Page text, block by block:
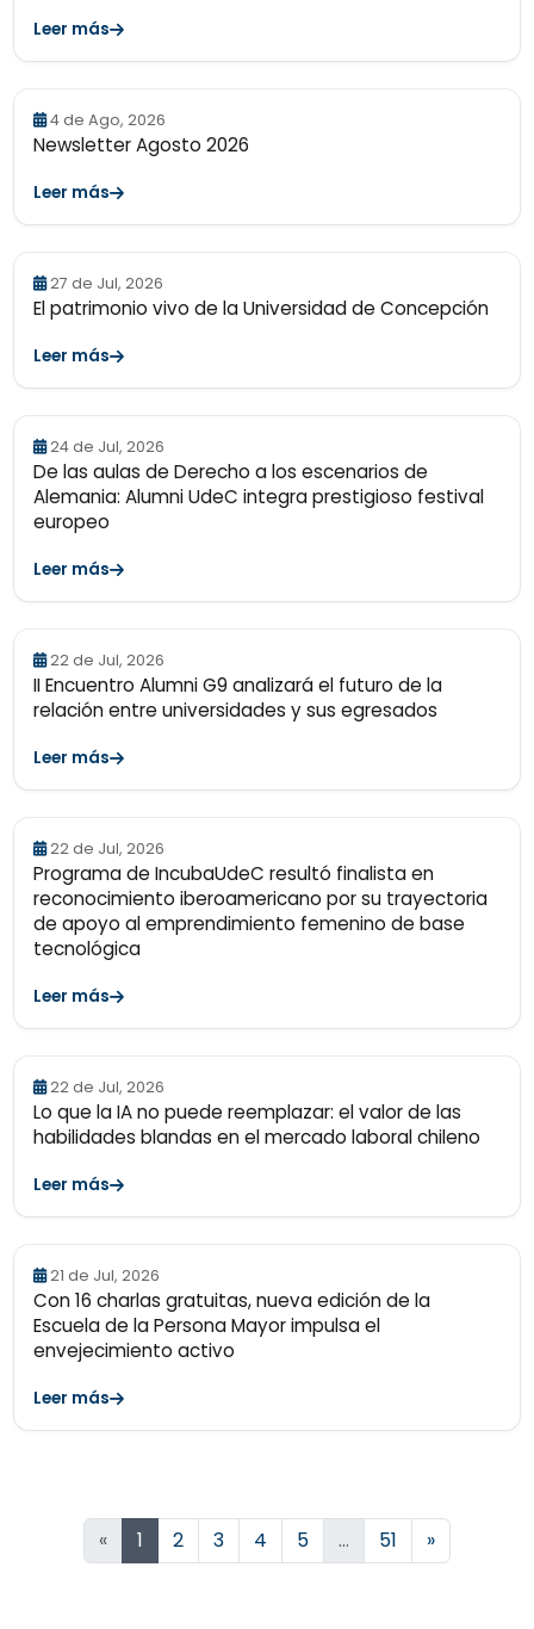
Leer más
4 de Ago, 2026
Newsletter Agosto 2026
Leer más
27 de Jul, 2026
El patrimonio vivo de la Universidad de Concepción
Leer más
24 de Jul, 2026
De las aulas de Derecho a los escenarios de
Alemania: Alumni UdeC integra prestigioso festival
europeo
Leer más
22 de Jul, 2026
II Encuentro Alumni G9 analizará el futuro de la
relación entre universidades y sus egresados
Leer más
22 de Jul, 2026
Programa de IncubaUdeC resultó finalista en
reconocimiento iberoamericano por su trayectoria
de apoyo al emprendimiento femenino de base
tecnológica
Leer más
22 de Jul, 2026
Lo que la IA no puede reemplazar: el valor de las
habilidades blandas en el mercado laboral chileno
Leer más
21 de Jul, 2026
Con 16 charlas gratuitas, nueva edición de la
Escuela de la Persona Mayor impulsa el
envejecimiento activo
Leer más
« 1 2 3 4 5 … 51 »Siguiente